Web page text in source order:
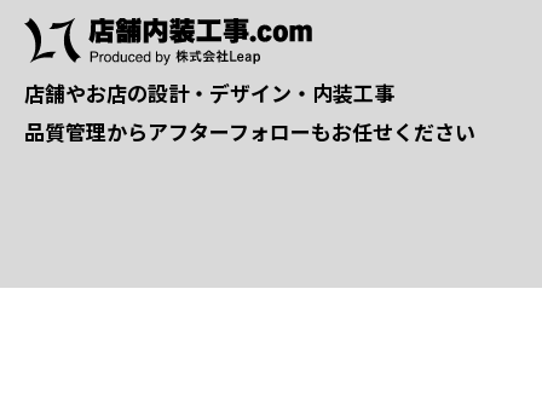
店舗やお店の設計・デザイン・内装工事
品質管理からアフターフォローもお任せください